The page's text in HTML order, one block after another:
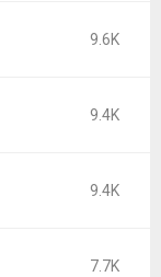
9.6K
9.4K
9.4K
7.7K